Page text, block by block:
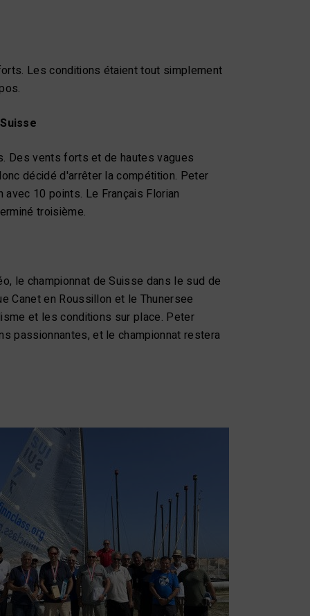
Les conditions étaient tout simplement
Des vents forts et de hautes vagues
décidé d'arrêter la compétition. Peter
10 points. Le Français Florian
troisième.
le championnat de Suisse dans le sud de
Canet en Roussillon et le Thunersee
et les conditions sur place. Peter
passionnantes, et le championnat restera